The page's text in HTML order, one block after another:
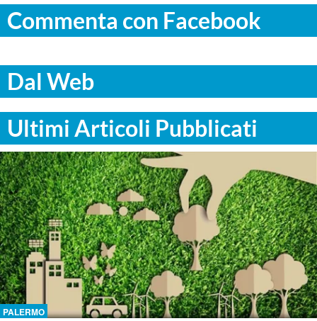
Commenta con Facebook
Dal Web
Ultimi Articoli Pubblicati
PALERMO